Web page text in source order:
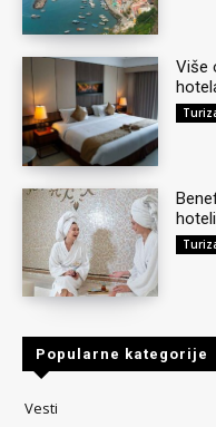
Više
Popularne kategorije
Vesti